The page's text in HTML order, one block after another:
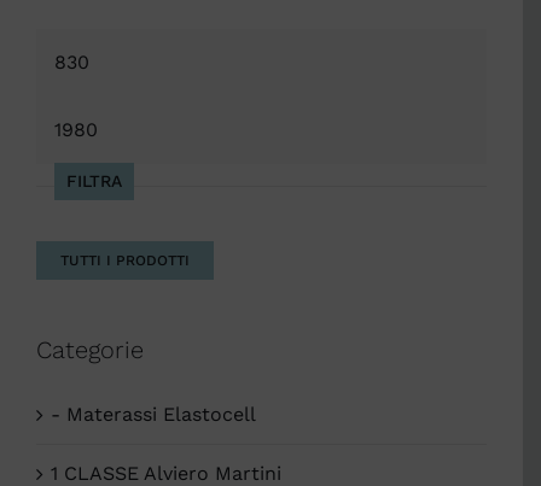
FILTRA
TUTTI I PRODOTTI
Categorie
- Materassi Elastocell
1 CLASSE Alviero Martini